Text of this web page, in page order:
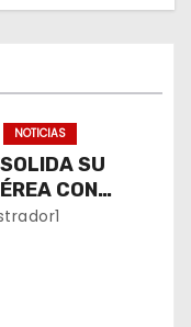
NOTICIAS
SU
CON
A